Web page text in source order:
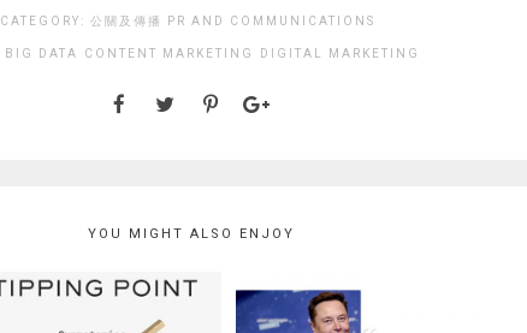
CATEGORY: 公關及傳播 PR AND COMMUNICATIONS
BIG DATA CONTENT MARKETING DIGITAL MARKETING
YOU MIGHT ALSO ENJOY